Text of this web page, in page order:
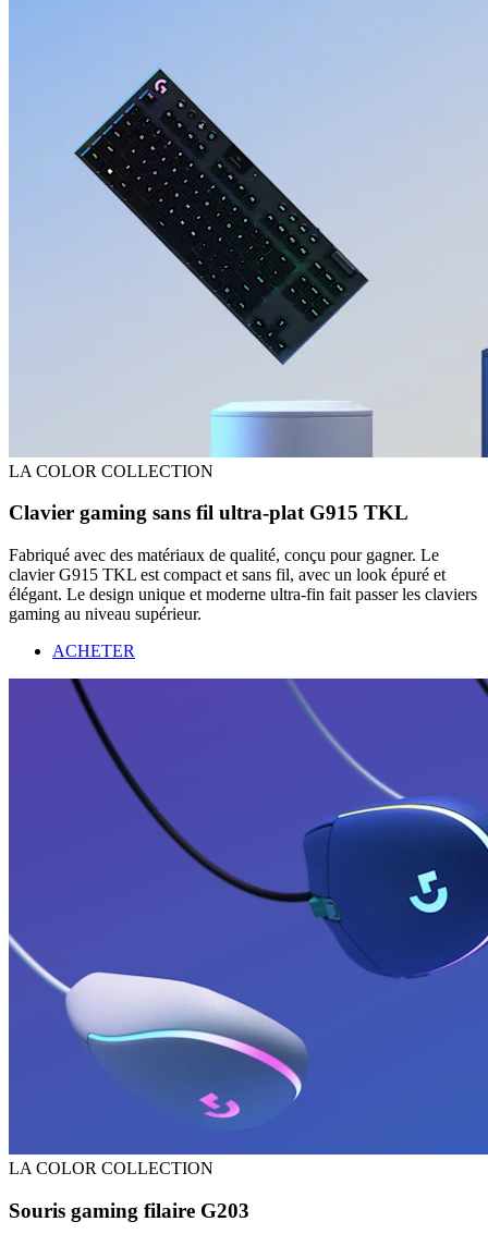
LA COLOR COLLECTION
Clavier gaming sans fil ultra-plat G915 TKL
Fabriqué avec des matériaux de qualité, conçu pour gagner. Le
clavier G915 TKL est compact et sans fil, avec un look épuré et
élégant. Le design unique et moderne ultra-fin fait passer les claviers
gaming au niveau supérieur.
ACHETER
LA COLOR COLLECTION
Souris gaming filaire G203